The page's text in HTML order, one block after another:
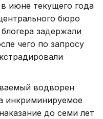
июне текущего года
бюро
задержали
чего по запросу
водворен
инкриминируемое
до семи лет